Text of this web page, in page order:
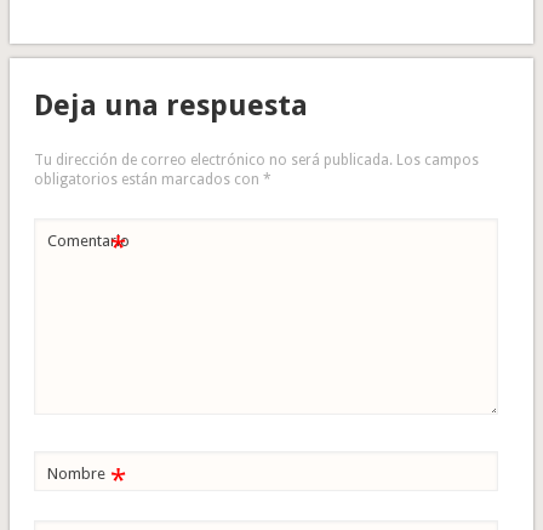
Deja una respuesta
Tu dirección de correo electrónico no será publicada. Los campos
obligatorios están marcados con *
Comentario
*
Nombre *